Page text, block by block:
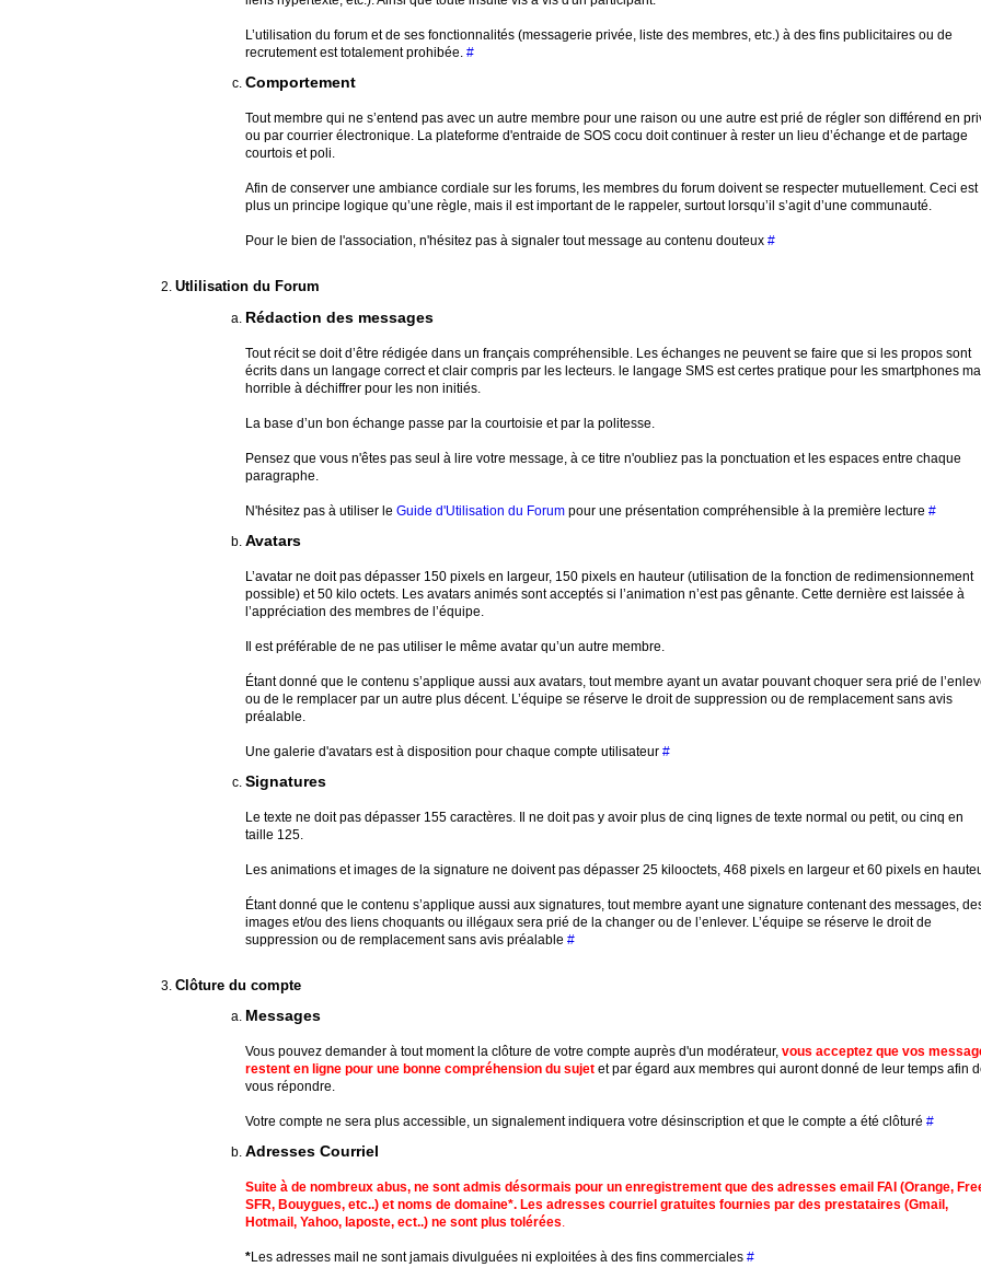
L’utilisation du forum et de ses fonctionnalités (messagerie privée, liste des membres, etc.) à des fins publicitaires ou de
recrutement est totalement prohibée. #
Comportement
Tout membre qui ne s’entend pas avec un autre membre pour une raison ou une autre est prié de régler son différend en
ou par courrier électronique. La plateforme d'entraide de SOS cocu doit continuer à rester un lieu d’échange et de partage
courtois et poli.
Afin de conserver une ambiance cordiale sur les forums, les membres du forum doivent se respecter mutuellement. Ceci est
plus un principe logique qu’une règle, mais il est important de le rappeler, surtout lorsqu’il s’agit d’une communauté.
Pour le bien de l'association, n'hésitez pas à signaler tout message au contenu douteux #
Utlilisation du Forum
Rédaction des messages
Tout récit se doit d’être rédigée dans un français compréhensible. Les échanges ne peuvent se faire que si les propos sont
écrits dans un langage correct et clair compris par les lecteurs. le langage SMS est certes pratique pour les smartphones
horrible à déchiffrer pour les non initiés.
La base d’un bon échange passe par la courtoisie et par la politesse.
Pensez que vous n'êtes pas seul à lire votre message, à ce titre n'oubliez pas la ponctuation et les espaces entre chaque
paragraphe.
N'hésitez pas à utiliser le Guide d'Utilisation du Forum pour une présentation compréhensible à la première lecture #
Avatars
L’avatar ne doit pas dépasser 150 pixels en largeur, 150 pixels en hauteur (utilisation de la fonction de redimensionnement
possible) et 50 kilo octets. Les avatars animés sont acceptés si l’animation n’est pas gênante. Cette dernière est laissée à
l’appréciation des membres de l’équipe.
Il est préférable de ne pas utiliser le même avatar qu’un autre membre.
Étant donné que le contenu s’applique aussi aux avatars, tout membre ayant un avatar pouvant choquer sera prié de
ou de le remplacer par un autre plus décent. L’équipe se réserve le droit de suppression ou de remplacement sans avis
préalable.
Une galerie d'avatars est à disposition pour chaque compte utilisateur #
Signatures
Le texte ne doit pas dépasser 155 caractères. Il ne doit pas y avoir plus de cinq lignes de texte normal ou petit, ou cinq en
taille 125.
Les animations et images de la signature ne doivent pas dépasser 25 kilooctets, 468 pixels en largeur et 60 pixels en
Étant donné que le contenu s’applique aussi aux signatures, tout membre ayant une signature contenant des messages,
images et/ou des liens choquants ou illégaux sera prié de la changer ou de l’enlever. L’équipe se réserve le droit de
suppression ou de remplacement sans avis préalable #
Clôture du compte
Messages
Vous pouvez demander à tout moment la clôture de votre compte auprès d'un modérateur, vous acceptez que vos
restent en ligne pour une bonne compréhension du sujet et par égard aux membres qui auront donné de leur temps afin
vous répondre.
Votre compte ne sera plus accessible, un signalement indiquera votre désinscription et que le compte a été clôturé #
Adresses Courriel
Suite à de nombreux abus, ne sont admis désormais pour un enregistrement que des adresses email FAI (Orange,
SFR, Bouygues, etc..) et noms de domaine*. Les adresses courriel gratuites fournies par des prestataires (Gmail,
Hotmail, Yahoo, laposte, ect..) ne sont plus tolérées.
*Les adresses mail ne sont jamais divulguées ni exploitées à des fins commerciales #